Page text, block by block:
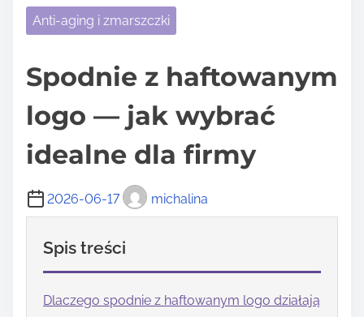
Anti-aging i zmarszczki
Spodnie z haftowanym
logo — jak wybrać
idealne dla firmy
2026-06-17 michalina
Spis treści
Dlaczego spodnie z haftowanym logo działają